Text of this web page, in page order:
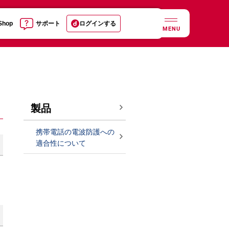
サポート ログインする
MENU
製品
携帯電話の電波防護への
適合性について